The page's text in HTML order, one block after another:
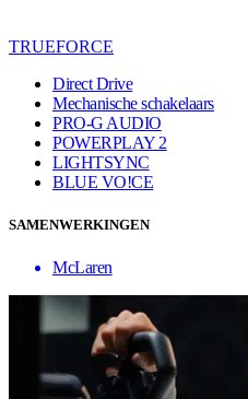
TRUEFORCE
Direct Drive
Mechanische schakelaars
PRO-G AUDIO
POWERPLAY 2
LIGHTSYNC
BLUE VO!CE
SAMENWERKINGEN
McLaren